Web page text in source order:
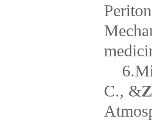
C., &